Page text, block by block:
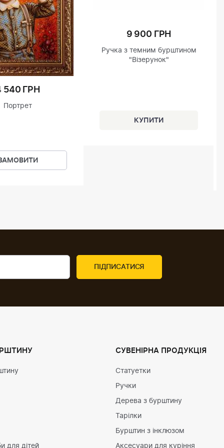
540 ГРН
Портрет
9 900 ГРН
Ручка з темним бурштином
"Візерунок"
для дітей
СУВЕНІРНА ПРОДУКЦІЯ
Статуетки
Ручки
Дерева з бурштину
Тарілки
Бурштин з інклюзом
Аксесуари для куріння